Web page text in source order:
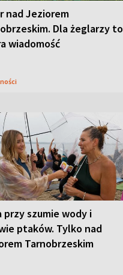
nad Jeziorem
Dla żeglarzy to
wiadomość
przy szumie wody i
ptaków. Tylko nad
Tarnobrzeskim